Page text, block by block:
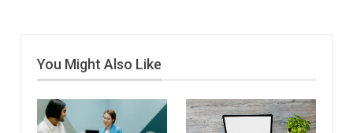
You Might Also Like